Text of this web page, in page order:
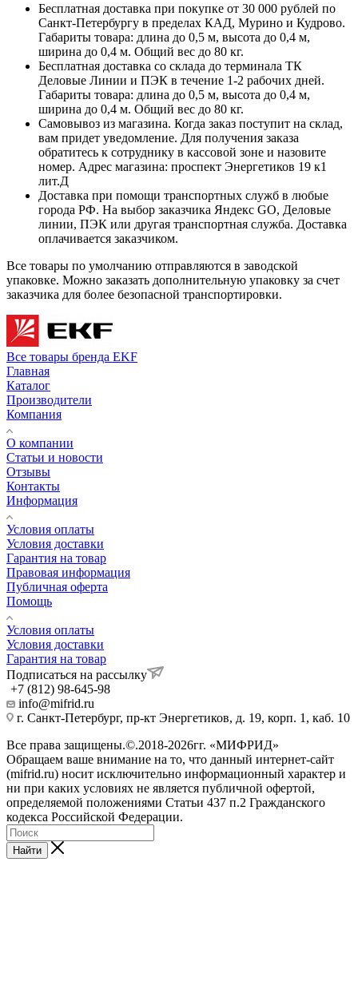
Бесплатная доставка при покупке от 30 000 рублей по
Санкт-Петербургу в пределах КАД, Мурино и Кудрово.
Габариты товара: длина до 0,5 м, высота до 0,4 м,
ширина до 0,4 м. Общий вес до 80 кг.
Бесплатная доставка со склада до терминала ТК
Деловые Линии и ПЭК в течение 1-2 рабочих дней.
Габариты товара: длина до 0,5 м, высота до 0,4 м,
ширина до 0,4 м. Общий вес до 80 кг.
Самовывоз из магазина. Когда заказ поступит на склад,
вам придет уведомление. Для получения заказа
обратитесь к сотруднику в кассовой зоне и назовите
номер. Адрес магазина: проспект Энергетиков 19 к1
лит.Д
Доставка при помощи транспортных служб в любые
города РФ. На выбор заказчика Яндекс GO, Деловые
линии, ПЭК или другая транспортная служба. Доставка
оплачивается заказчиком.
Все товары по умолчанию отправляются в заводской
упаковке. Можно заказать дополнительную упаковку за счет
заказчика для более безопасной транспортировки.
Все товары бренда EKF
Главная
Каталог
Производители
Компания
О компании
Статьи и новости
Отзывы
Контакты
Информация
Условия оплаты
Условия доставки
Гарантия на товар
Правовая информация
Публичная оферта
Помощь
Условия оплаты
Условия доставки
Гарантия на товар
Подписаться на рассылку
+7 (812) 98-645-98
info@mifrid.ru
г. Санкт-Петербург, пр-кт Энергетиков, д. 19, корп. 1, каб. 10
Все права защищены.©.2018-2026гг. «МИФРИД»
Обращаем ваше внимание на то, что данный интернет-сайт
(mifrid.ru) носит исключительно информационный характер и
ни при каких условиях не является публичной офертой,
определяемой положениями Статьи 437 п.2 Гражданского
кодекса Российской Федерации.
Найти